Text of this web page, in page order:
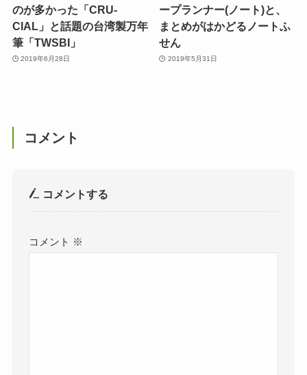
のが多かった「CRU-
CIAL」と話題の台湾製万年
筆「TWSBI」
2019年6月28日
ープランナー(ノート)と、
まとめがはかどるノートふ
せん
2019年5月31日
コメント
コメントする
コメント ※